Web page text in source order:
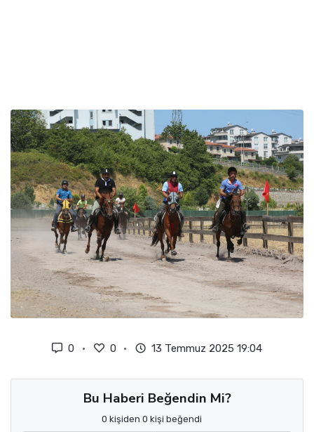
0 0 13 Temmuz 2025 19:04
Bu Haberi Beğendin Mi?
0 kişiden 0 kişi beğendi